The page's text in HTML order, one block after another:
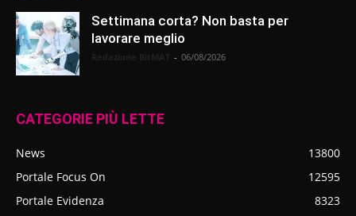
Settimana corta? Non basta per
lavorare meglio
- 06/08/2026
CATEGORIE PIÙ LETTE
News
13800
Portale Focus On
12595
Portale Evidenza
8323